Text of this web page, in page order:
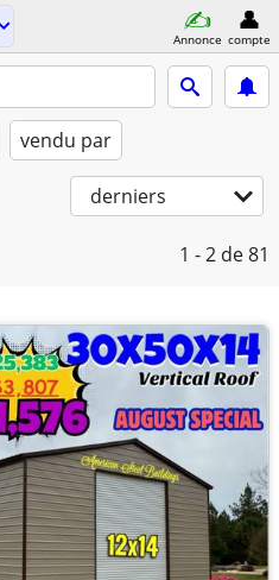
Annonce compte
vendu par
derniers
1 - 2 de 81